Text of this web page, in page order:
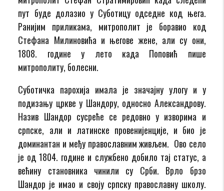
пут буде долазио у Суботицу одседне код њега.
Ранијим приликама, митрополит је боравио код
Стефана Милиновића и његове жене, али су они,
1808. године у лето када Поповић пише
митрополиту, болесни.
Суботичка парохија имала је значајну улогу и у
подизању цркве у Шандору, односно Александрову.
Назив Шандор сусреће се редовно у изворима и
српске, али и латинске провенијенције, и био је
доминантан и међу православним живљем. Ово село
је од 1804. године и службено добило тај статус, а
већину становника чинили су Срби. Врло брзо
Шандор је имао и своју српску православну школу.